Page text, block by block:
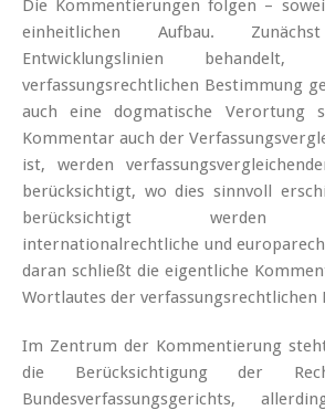
Die Kommentierungen folgen –
einheitlichen Aufbau.
Entwicklungslinien
verfassungsrechtlichen Bestimmung
auch eine dogmatische Verortung
Kommentar auch der
ist, werden
berücksichtigt, wo dies sinnvoll
berücksichtigt werden
internationalrechtliche und
daran schließt die eigentliche
Wortlautes der verfassungsrechtlichen
Im Zentrum der Kommentierung
die Berücksichtigung der
Bundesverfassungsgerichts,